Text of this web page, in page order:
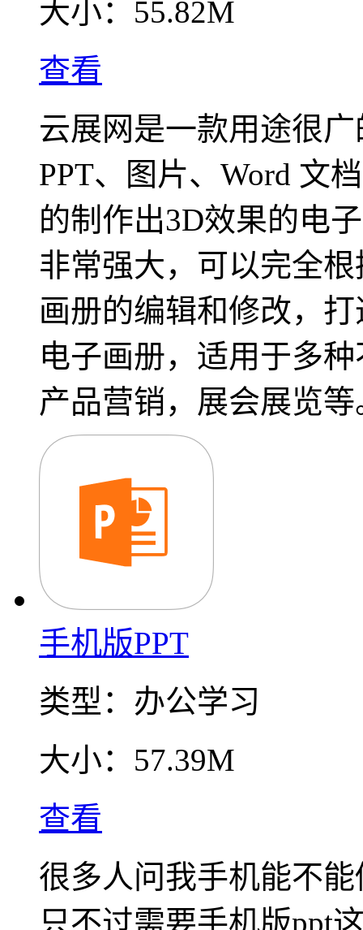
大小： 55.82M
查看
云展网是一款用途很
PPT、图片、Word 文
的制作出3D效果的电
非常强大，可以完全
画册的编辑和修改，
电子画册，适用于多
产品营销，展会展览等
手机版PPT
类型： 办公学习
大小： 57.39M
查看
很多人问我手机能不
只不过需要手机版ppt